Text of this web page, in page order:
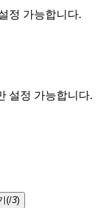
정 가능합니다.
설정 가능합니다.
(/3)